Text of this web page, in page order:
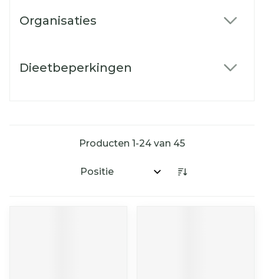
Organisaties
Dieetbeperkingen
Producten 1-24 van 45
Sorteer op: